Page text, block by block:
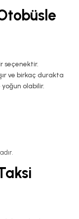
seçenektir.
ve birkaç durakta
olabilir.